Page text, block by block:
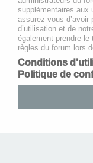
supplémentaires aux
assurez-vous
d’utilisation et de
également prendre
règles du forum lors
Conditions
Politique de